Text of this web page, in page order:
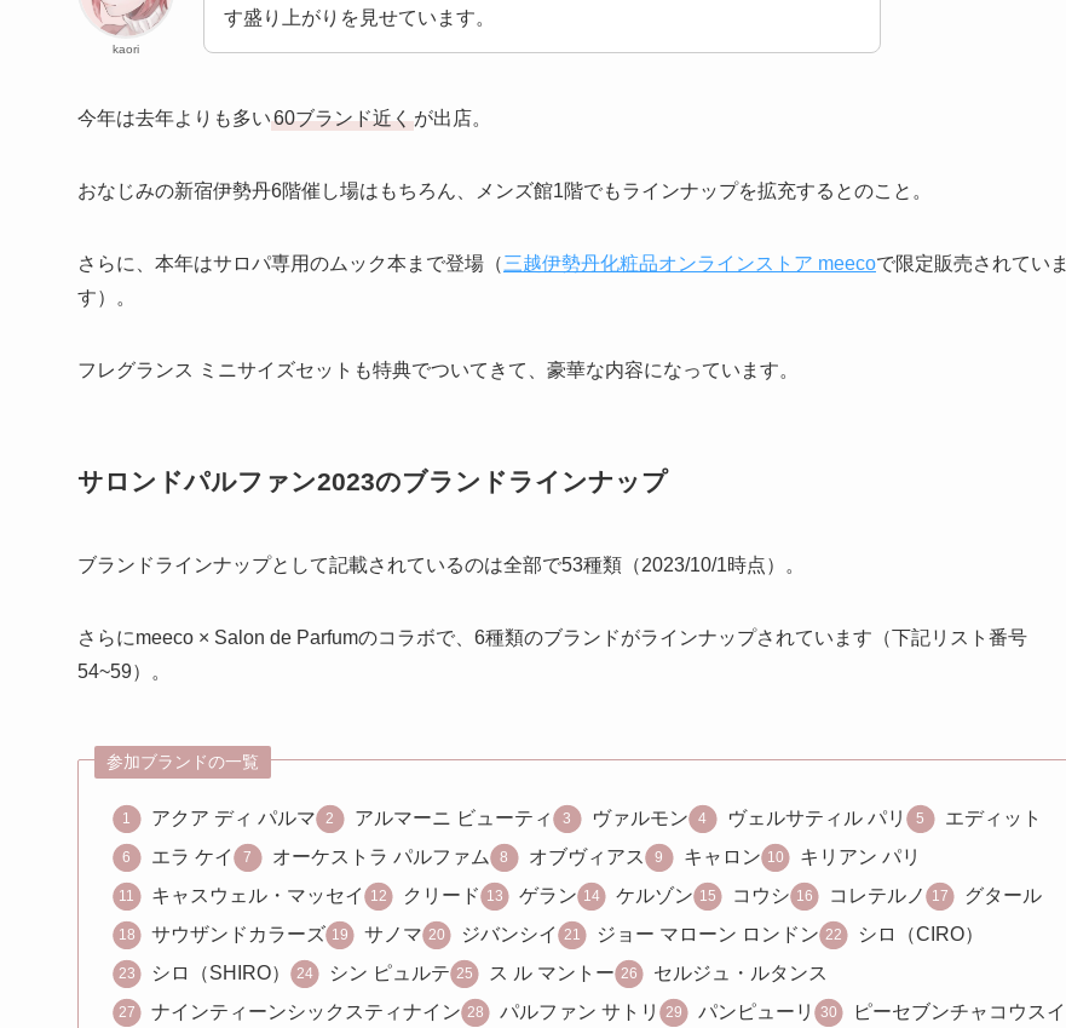
kaori
す盛り上がりを見せています。
今年は去年よりも多い60ブランド近くが出店。
おなじみの新宿伊勢丹6階催し場はもちろん、メンズ館1階でもラインナップを拡充するとのこと。
さらに、本年はサロパ専用のムック本まで登場（三越伊勢丹化粧品オンラインストア meecoで限定販売されていま
す）。
フレグランス ミニサイズセットも特典でついてきて、豪華な内容になっています。
サロンドパルファン2023のブランドラインナップ
ブランドラインナップとして記載されているのは全部で53種類（2023/10/1時点）。
さらにmeeco × Salon de Parfumのコラボで、6種類のブランドがラインナップされています（下記リスト番号
54~59）。
参加ブランドの一覧
アクア ディ パルマ アルマーニ ビューティ ヴァルモン ヴェルサティル パリ
エディット
エラ ケイ
オーケストラ パルファム オブヴィアス キャロン
キリアン パリ
キャスウェル・マッセイ
クリード ゲラン ケルゾン コウシ コレテルノ
グタール
サウザンドカラーズ
サノマ ジバンシイ ジョー マローン ロンドン
シロ（CIRO）
シロ（SHIRO）
シン ピュルテ ス ル マントー
セルジュ・ルタンス
ナインティーンシックスティナイン
パルファン サトリ パンピューリ ピーセブンチャコウスイ